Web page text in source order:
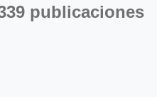
publicaciones